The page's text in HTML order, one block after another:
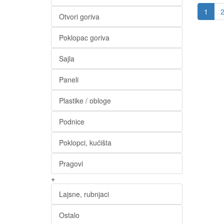
Otvori goriva
Poklopac goriva
Sajla
Paneli
Plastike / obloge
Podnice
Poklopci, kućišta
Pragovi
+
Lajsne, rubnjaci
Ostalo
1 2